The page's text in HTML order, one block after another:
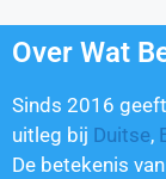
Over Wat
Sinds 2016
uitleg bij Duitse,
De betekenis van